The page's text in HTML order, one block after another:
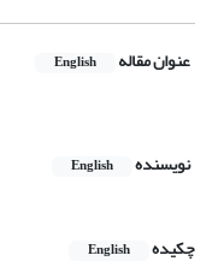
عنوان مقاله English
نویسنده English
چکیده
English